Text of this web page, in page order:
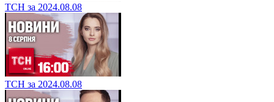
ТСН за 2024.08.08
ТСН за 2024.08.08